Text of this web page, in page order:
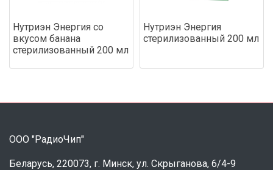
Нутриэн Энергия со
вкусом банана
стерилизованный 200 мл
Нутриэн Энергия
стерилизованный 200 мл
ООО "РадиоЧип"
Беларусь, 220073, г. Минск, ул. Скрыганова, 6/4-9